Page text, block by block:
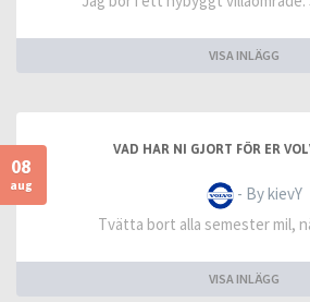
VISA INLÄGG
08
aug
VAD HAR NI GJORT FÖR ER
- By kievY
Tvätta bort alla semester mil,
VISA INLÄGG